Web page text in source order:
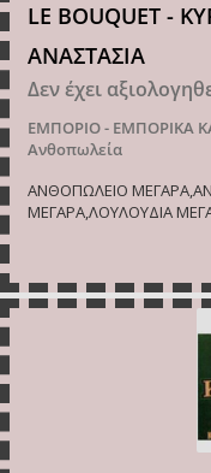
LE BOUQUET -
ΑΝΑΣΤΑΣΙΑ
Δεν έχει
ΕΜΠΟΡΙΟ - ΕΜΠΟΡΙΚΑ
Ανθοπωλεία
ΑΝΘΟΠΩΛΕΙΟ
ΜΕΓΑΡΑ,ΛΟΥΛΟΥΔΙΑ